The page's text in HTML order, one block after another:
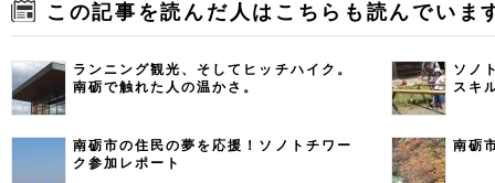
この記事を読んだ人はこちらも読んでいま
ランニング観光、そしてヒッチハイク。
南砺で触れた人の温かさ。
ソノ
スキ
南砺市の住民の夢を応援！ソノトチワー
ク参加レポート
南砺